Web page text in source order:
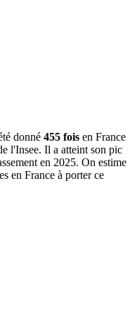
donné 455 fois en France
l'Insee. Il a atteint son pic
en 2025. On estime
en France à porter ce